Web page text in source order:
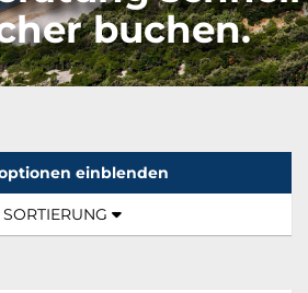
buchen.
einblenden
TOGGLE NAVIGATION
SORTIERUNG